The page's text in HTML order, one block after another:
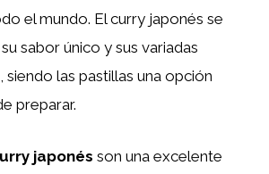
el mundo. El curry japonés se
sabor único y sus variadas
siendo las pastillas una opción
preparar.
japonés son una excelente